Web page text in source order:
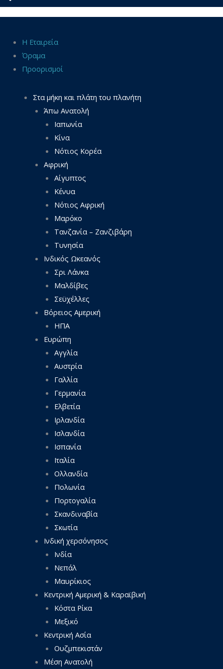
Η Εταιρεία
Όραμα
Προορισμοί
Στα μήκη και πλάτη του πλανήτη
Άπω Ανατολή
Ιαπωνία
Κίνα
Νότιος Κορέα
Αφρική
Αίγυπτος
Κένυα
Νότιος Αφρική
Μαρόκο
Τανζανία – Ζανζιβάρη
Τυνησία
Ινδικός Ωκεανός
Σρι Λάνκα
Μαλδίβες
Σεϋχέλλες
Βόρειος Αμερική
ΗΠΑ
Ευρώπη
Αγγλία
Αυστρία
Γαλλία
Γερμανία
Ελβετία
Ιρλανδία
Ισλανδία
Ισπανία
Ιταλία
Ολλανδία
Πολωνία
Πορτογαλία
Σκανδιναβία
Σκωτία
Ινδική χερσόνησος
Ινδία
Νεπάλ
Μαυρίκιος
Κεντρική Αμερική & Καραϊβική
Κόστα Ρίκα
Μεξικό
Κεντρική Ασία
Ουζμπεκιστάν
Μέση Ανατολή